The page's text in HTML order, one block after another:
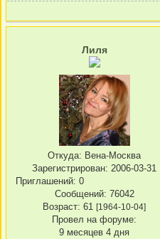
Лиля
Откуда: Вена-Москва
Зарегистрирован: 2006-03-31
Приглашений: 0
Сообщений: 76042
Возраст: 61 [1964-10-04]
Провел на форуме:
9 месяцев 4 дня